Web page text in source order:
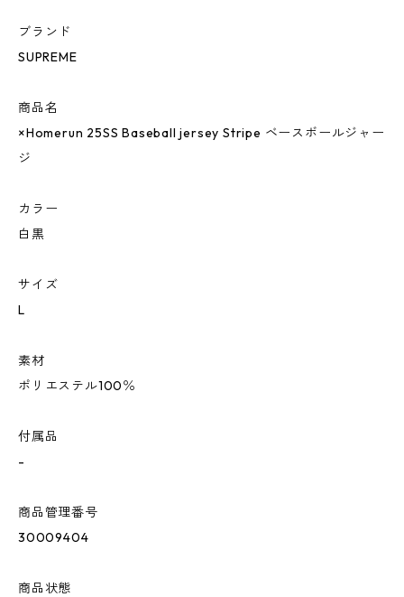
ブランド
SUPREME
商品名
×Homerun 25SS Baseball jersey Stripe ベースボールジャー
ジ
カラー
白黒
サイズ
L
素材
ポリエステル100％
付属品
-
商品管理番号
30009404
商品状態